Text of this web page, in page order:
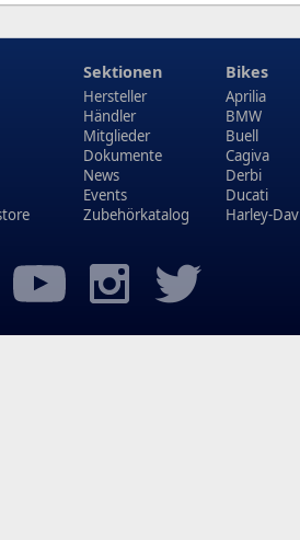
Sektionen
Hersteller
Händler
Mitglieder
Dokumente
News
Events
Zubehörkatalog
Bikes
Aprilia
BMW
Buell
Cagiva
Derbi
Ducati
Harley-